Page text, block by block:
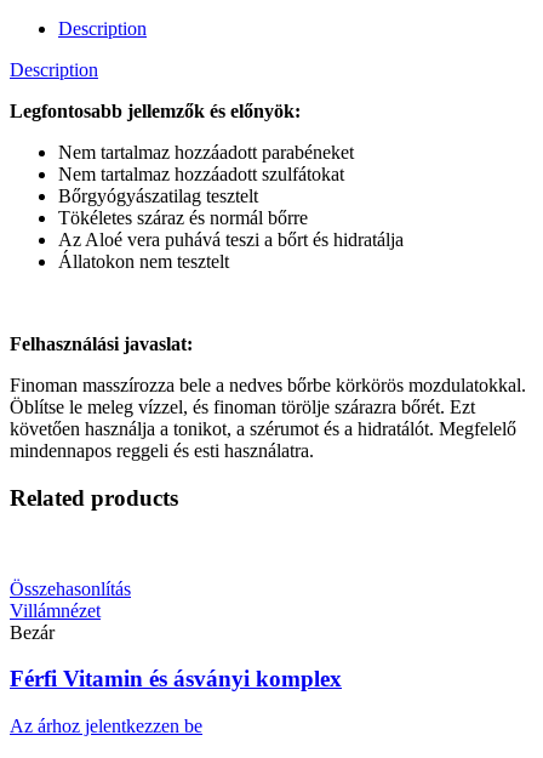
Description
Description
Legfontosabb jellemzők és előnyök:
Nem tartalmaz hozzáadott parabéneket
Nem tartalmaz hozzáadott szulfátokat
Bőrgyógyászatilag tesztelt
Tökéletes száraz és normál bőrre
Az Aloé vera puhává teszi a bőrt és hidratálja
Állatokon nem tesztelt
Felhasználási javaslat:
Finoman masszírozza bele a nedves bőrbe körkörös mozdulatokkal.
Öblítse le meleg vízzel, és finoman törölje szárazra bőrét. Ezt
követően használja a tonikot, a szérumot és a hidratálót. Megfelelő
mindennapos reggeli és esti használatra.
Related products
Összehasonlítás
Villámnézet
Bezár
Férfi Vitamin és ásványi komplex
Az árhoz jelentkezzen be